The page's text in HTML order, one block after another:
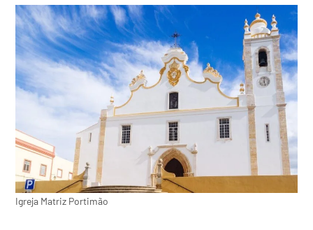
Igreja Matriz Portimão